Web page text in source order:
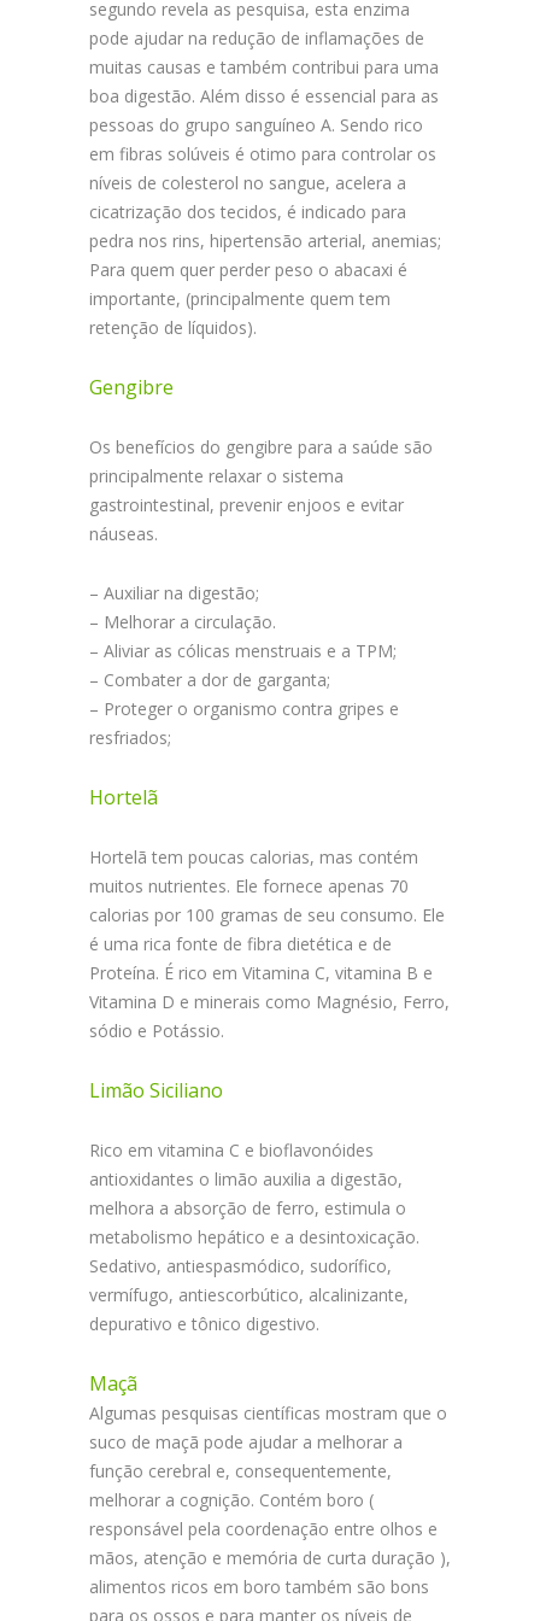
segundo revela as pesquisa, esta enzima
pode ajudar na redução de inflamações de
muitas causas e também contribui para uma
boa digestão. Além disso é essencial para as
pessoas do grupo sanguíneo A. Sendo rico
em fibras solúveis é otimo para controlar os
níveis de colesterol no sangue, acelera a
cicatrização dos tecidos, é indicado para
pedra nos rins, hipertensão arterial, anemias;
Para quem quer perder peso o abacaxi é
importante, (principalmente quem tem
retenção de líquidos).
Gengibre
Os benefícios do gengibre para a saúde são
principalmente relaxar o sistema
gastrointestinal, prevenir enjoos e evitar
náuseas.
– Auxiliar na digestão;
– Melhorar a circulação.
– Aliviar as cólicas menstruais e a TPM;
– Combater a dor de garganta;
– Proteger o organismo contra gripes e
resfriados;
Hortelã
Hortelã tem poucas calorias, mas contém
muitos nutrientes. Ele fornece apenas 70
calorias por 100 gramas de seu consumo. Ele
é uma rica fonte de fibra dietética e de
Proteína. É rico em Vitamina C, vitamina B e
Vitamina D e minerais como Magnésio, Ferro,
sódio e Potássio.
Limão Siciliano
Rico em vitamina C e bioflavonóides
antioxidantes o limão auxilia a digestão,
melhora a absorção de ferro, estimula o
metabolismo hepático e a desintoxicação.
Sedativo, antiespasmódico, sudorífico,
vermífugo, antiescorbútico, alcalinizante,
depurativo e tônico digestivo.
Maçã
Algumas pesquisas científicas mostram que o
suco de maçã pode ajudar a melhorar a
função cerebral e, consequentemente,
melhorar a cognição. Contém boro (
responsável pela coordenação entre olhos e
mãos, atenção e memória de curta duração ),
alimentos ricos em boro também são bons
para os ossos e para manter os níveis de